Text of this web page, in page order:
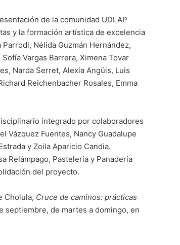
de la comunidad UDLAP
y la formación artística de excelencia
Nélida Guzmán Hernández,
Vargas Barrera, Ximena Tovar
Narda Serret, Alexia Angüis, Luis
Reichenbacher Rosales, Emma
integrado por colaboradores
Vázquez Fuentes, Nancy Guadalupe
y Zoila Aparicio Candia.
Relámpago, Pastelería y Panadería
del proyecto.
Cholula, Cruce de caminos: prácticas
septiembre, de martes a domingo, en